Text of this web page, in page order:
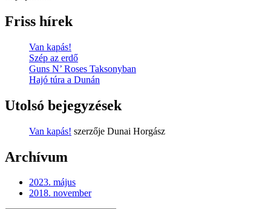
Friss hírek
Van kapás!
Szép az erdő
Guns N’ Roses Taksonyban
Hajó túra a Dunán
Utolsó bejegyzések
Van kapás! szerzője Dunai Horgász
Archívum
2023. május
2018. november